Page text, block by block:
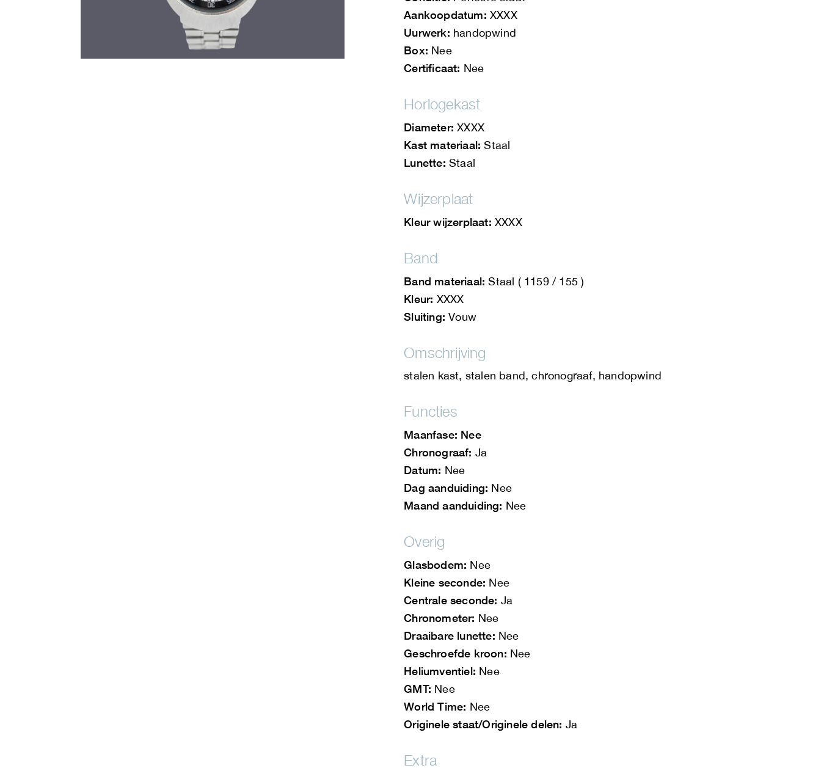
Aankoopdatum: XXXX
Uurwerk: handopwind
Box: Nee
Certificaat: Nee
Horlogekast
Diameter: XXXX
Kast materiaal: Staal
Lunette: Staal
Wijzerplaat
Kleur wijzerplaat: XXXX
Band
Band materiaal: Staal ( 1159 / 155 )
Kleur: XXXX
Sluiting: Vouw
Omschrijving
stalen kast, stalen band, chronograaf, handopwind
Functies
Maanfase: Nee
Chronograaf: Ja
Datum: Nee
Dag aanduiding: Nee
Maand aanduiding: Nee
Overig
Glasbodem: Nee
Kleine seconde: Nee
Centrale seconde: Ja
Chronometer: Nee
Draaibare lunette: Nee
Geschroefde kroon: Nee
Heliumventiel: Nee
GMT: Nee
World Time: Nee
Originele staat/Originele delen: Ja
Extra